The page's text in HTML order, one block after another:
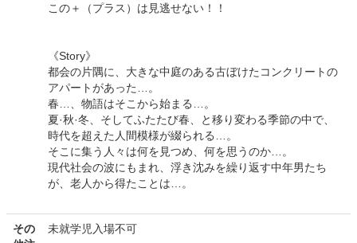
この＋（プラス）は見逃せない！！
《Story》
都会の片隅に、大きな中庭のある古ぼけたコンクリートの
アパートがあった…。
春…、物語はそこから始まる…。
夏·秋·冬、そしてふたたび春、と移り変わる季節の中で、
時代を超えた人間模様が綴られる…。
そこに集う人々は何を見つめ、何を思うのか…。
現代社会の波にもまれ、浮き沈みを繰り返す中年男たち
が、老人から得たことは…。
その
未就学児入場不可